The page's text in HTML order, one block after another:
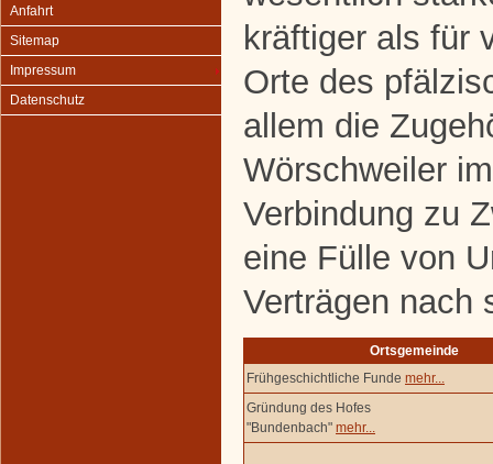
Anfahrt
Sitemap
Impressum
Datenschutz
kräftiger als für
Orte des
allem die
Wörschweiler
Verbindung zu
eine Fülle von
Verträgen nach
Ortsgemeinde
Frühgeschichtliche Funde mehr...
Gründung des Hofes
"Bundenbach" mehr...